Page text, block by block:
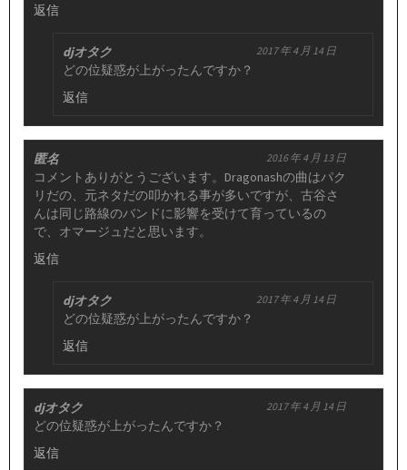
返信
djオタク 2017 年 4 月 14 日
どの位疑惑が上がったんですか？
返信
匿名 2016 年 4 月 13 日
コメントありがとうございます。Dragonashの曲はパク
リだの、元ネタだの叩かれる事が多いですが、古谷さ
んは同じ路線のバンドに影響を受けて育っているの
で、オマージュだと思います。
返信
djオタク 2017 年 4 月 14 日
どの位疑惑が上がったんですか？
返信
djオタク 2017 年 4 月 14 日
どの位疑惑が上がったんですか？
返信